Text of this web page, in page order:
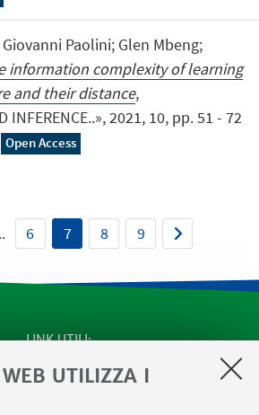
UTILIZZA I
Paolini; Glen Mbeng;
information complexity of learning
and their distance,
INFERENCE..», 2021, 10, pp. 51 - 72
Open Access
6 7 8 9
LINK UTILI
del Dipartimento
per gli afferenti al Dipartimento